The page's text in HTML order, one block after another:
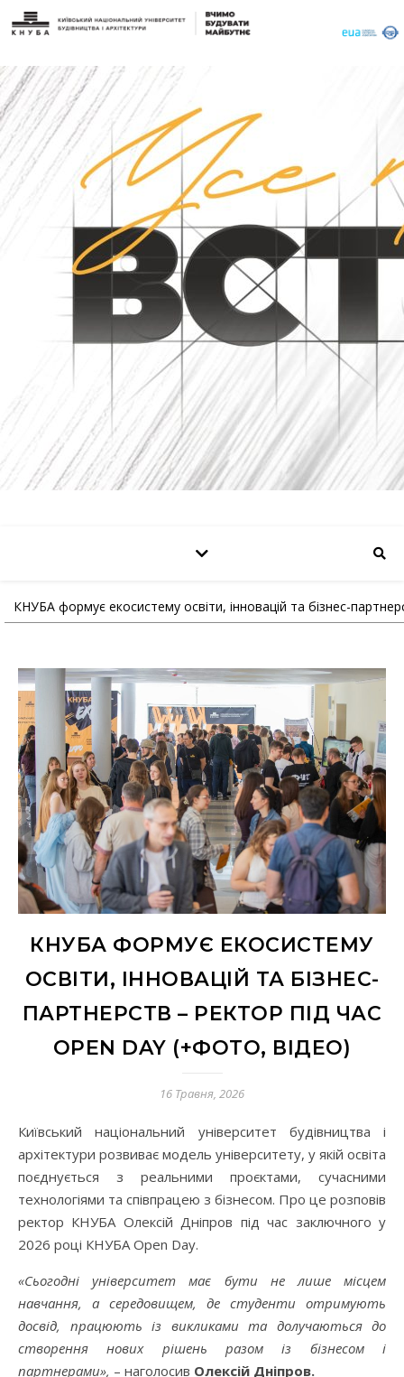
КНУБА формує екосистему освіти, інновацій та бізнес-
КНУБА ФОРМУЄ ЕКОСИСТЕМУ
ОСВІТИ, ІННОВАЦІЙ ТА БІЗНЕС-
ПАРТНЕРСТВ – РЕКТОР ПІД ЧАС
OPEN DAY (+ФОТО, ВІДЕО)
16 Травня, 2026
Київський національний університет будівництва і
архітектури розвиває модель університету, у якій освіта
поєднується з реальними проєктами, сучасними
технологіями та співпрацею з бізнесом. Про це розповів
ректор КНУБА Олексій Дніпров під час заключного у
2026 році КНУБА Open Day.
«Сьогодні університет має бути не лише місцем
навчання, а середовищем, де студенти отримують
досвід, працюють із викликами та долучаються до
створення нових рішень разом із бізнесом і
партнерами», – наголосив Олексій Дніпров.